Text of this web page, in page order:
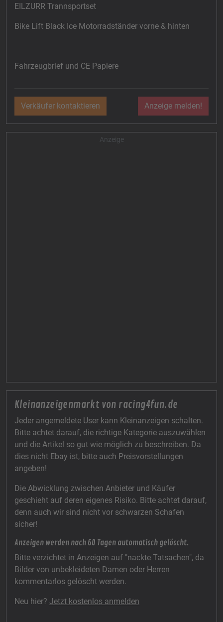
EILZURR Trannsportset
Bike Lift Black Ice Motorradständer vorne & hinten
Fahrzeugbrief und CE Papiere
Verkäufer kontaktieren Anzeige melden!
Anzeige
Kleinanzeigenmarkt von racing4fun.de
Jeder angemeldete User kann Kleinanzeigen schalten.
Bitte achtet darauf, die richtige Kategorie auszuwählen
und die Artikel so gut wie möglich zu beschreiben. Da
dies nicht Ebay ist, bitte auch Preisvorstellungen
angeben!
Die Abwicklung zwischen Anbieter und Käufer
geschieht auf deren eigenes Risiko. Bitte achtet darauf,
denn auch wir sind nicht vor schwarzen Schafen
sicher!
Anzeigen werden nach 60 Tagen automatisch gelöscht.
Bitte verzichtet in Anzeigen auf "nackte Tatsachen", da
Bilder von unbekleideten Damen oder Herren
kommentarlos gelöscht werden.
Neu hier? Jetzt kostenlos anmelden